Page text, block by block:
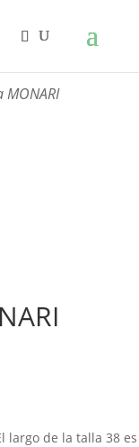
largo de la talla 38 es